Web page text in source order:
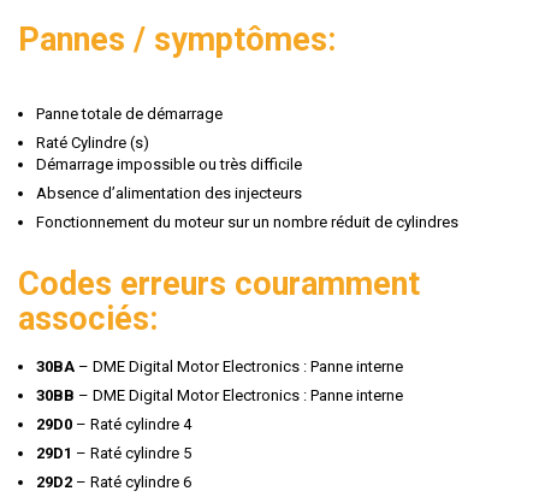
Pannes / symptômes:
Panne totale de démarrage
Raté Cylindre (s)
Démarrage impossible ou très difficile
Absence d’alimentation des injecteurs
Fonctionnement du moteur sur un nombre réduit de cylindres
Codes erreurs couramment
associés:
30BA – DME Digital Motor Electronics : Panne interne
30BB – DME Digital Motor Electronics : Panne interne
29D0 – Raté cylindre 4
29D1 – Raté cylindre 5
29D2 – Raté cylindre 6